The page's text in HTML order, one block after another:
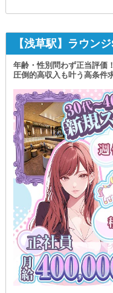
…～働きやすい環境つく
午前の時間は自分の好き
営業前の掃除は私たちで
営業中の業務だけに集中
環境をご用意しておりま
また、経験豊富な
先輩スタッフが丁寧にフ
未経験の方でも安心して
さらに『社会保険』を完
長期間働きたい【安定志向
また、住居も仕事も同時
お店から徒歩圏内に
『1Rマンション寮』を完
充実した福利厚生を整えて
誰でもムリなく活躍でき
－－－－－－－－－－－
■新入社員応援キャンペー
【今だけの特典！初月寮費
《寮・社宅》を完備いた
「一発逆転、今の状況か
黒服希望の女性も大歓迎◎
世の中の流れに柔軟に対
週休2日制、フレックスタ
少しでも興味があれば
ぜひ、お気軽にお問合せく
＞＞＞＞＞＞＞＞＞＞＞
【 CLUB BACHELOR（
￣￣￣￣￣￣￣￣￣￣￣
ただいま特別ボーナスあり
╰━━━━━━ｖ
入社を決めてくれた方に
『お祝い金』をお渡しし
また、給与とは別なので
働き始められるんです！
＜＜＜＜＜＜＜＜＜＜＜
■ 給与システムはコチラ ■
幹部候補
￣￣￣￣￣￣￣￣￣
月給50万円～100万円
【浅草駅】ラウン
年齢・性別問わず正当評価
圧倒的高収入も叶う高条件